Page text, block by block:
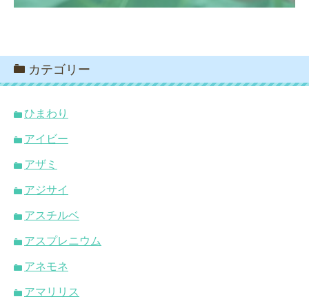
カテゴリー
ひまわり
アイビー
アザミ
アジサイ
アスチルベ
アスプレニウム
アネモネ
アマリリス